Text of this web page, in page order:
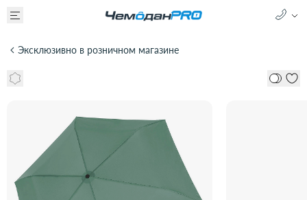
Эксклюзивно в розничном магазине